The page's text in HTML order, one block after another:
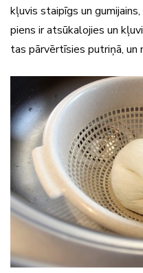
kļuvis staipīgs un
piens ir atsūkalojies un
tas pārvērtīsies putriņā, un